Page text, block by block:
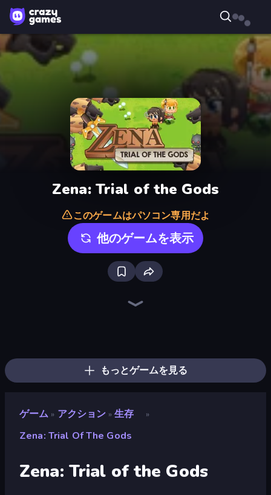
Zena: Trial of the Gods
このゲームはパソコン専用だよ
他のゲームを表示
もっとゲームを見る
ゲーム » アクション » 生存 »
Zena: Trial Of The Gods
Zena: Trial of the Gods